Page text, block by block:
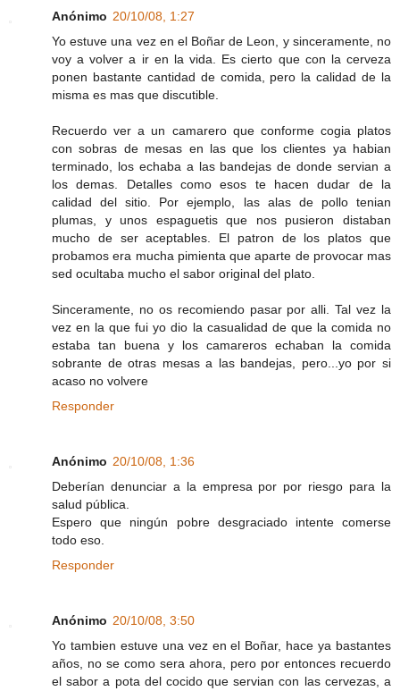
Anónimo 20/10/08, 1:27
Yo estuve una vez en el Boñar de Leon, y sinceramente, no
voy a volver a ir en la vida. Es cierto que con la cerveza
ponen bastante cantidad de comida, pero la calidad de la
misma es mas que discutible.
Recuerdo ver a un camarero que conforme cogia platos
con sobras de mesas en las que los clientes ya habian
terminado, los echaba a las bandejas de donde servian a
los demas. Detalles como esos te hacen dudar de la
calidad del sitio. Por ejemplo, las alas de pollo tenian
plumas, y unos espaguetis que nos pusieron distaban
mucho de ser aceptables. El patron de los platos que
probamos era mucha pimienta que aparte de provocar mas
sed ocultaba mucho el sabor original del plato.
Sinceramente, no os recomiendo pasar por alli. Tal vez la
vez en la que fui yo dio la casualidad de que la comida no
estaba tan buena y los camareros echaban la comida
sobrante de otras mesas a las bandejas, pero...yo por si
acaso no volvere
Responder
Anónimo 20/10/08, 1:36
Deberían denunciar a la empresa por por riesgo para la
salud pública.
Espero que ningún pobre desgraciado intente comerse
todo eso.
Responder
Anónimo 20/10/08, 3:50
Yo tambien estuve una vez en el Boñar, hace ya bastantes
años, no se como sera ahora, pero por entonces recuerdo
el sabor a pota del cocido que servian con las cervezas, a